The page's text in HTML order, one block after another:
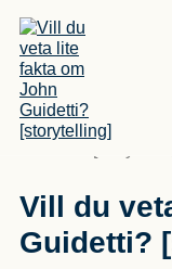
Kunskap & Artiklar
Vill du
Guidetti?